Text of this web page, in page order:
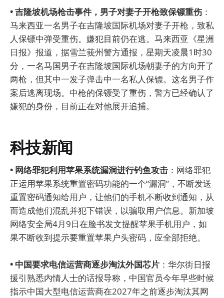
• 吉隆坡机场枪击事件，男子对妻子开枪致保镖重伤 ：
马来西亚一名男子在吉隆坡国际机场对妻子开枪，致私
人保镖中弹受重伤。嫌犯目前仍在逃。马来西亚《星洲
日报》报道，据雪兰莪州警方通报，星期天凌晨1时30
分，一名马国男子在吉隆坡国际机场朝妻子的方向开了
两枪，但其中一发子弹击中一名私人保镖。这名男子作
案后逃离现场。中枪的保镖受了重伤，警方已经确认了
嫌犯的身份，目前正在对他展开追捕。
科技新闻
• 网络罪犯利用苹果系统漏洞进行钓鱼攻击 ：网络罪犯
正运用苹果系统重置密码功能的一个“漏洞”，不断发送
重置密码通知给用户，让他们的手机不断收到通知，从
而造成他们混乱并犯下错误，以骗取用户信息。新加坡
网络安全局4月9日在脸书发文提醒苹果手机用户，如
果不断收到提示要重置苹果户头密码，应全部拒绝。
• 中国要求电信运营商逐步淘汰外国芯片 ：华尔街日报
援引熟悉内情人士的话报导称，中国官员今年早些时候
指示中国大型电信运营商在2027年之前逐步淘汰其网